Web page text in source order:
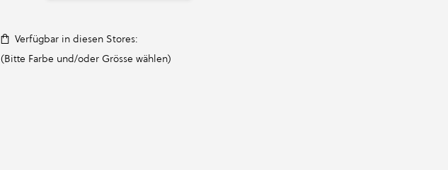
Verfügbar in diesen Stores:
(Bitte Farbe und/oder Grösse wählen)